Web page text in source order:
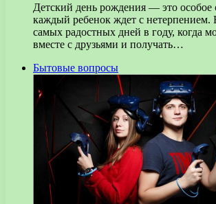
Детский день рождения — это особое
каждый ребенок ждет с нетерпением.
самых радостных дней в году, когда
вместе с друзьями и получать…
Бытовые вопросы